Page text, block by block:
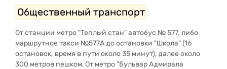
Общественный транспорт
От станции метро "Теплый стан" автобус № 577, либо
маршрутное такси №577А до остановки "Школа" (16
остановок, время в пути около 35 минут), далее около
300 метров пешком. От метро "Бульвар Адмирала